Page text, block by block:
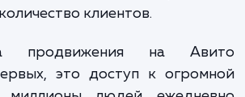
на Авито — это услуга,
объявление, но и
оказалось в топе